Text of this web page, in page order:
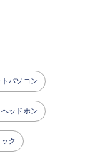
トパソコン
ヘッドホン
ク